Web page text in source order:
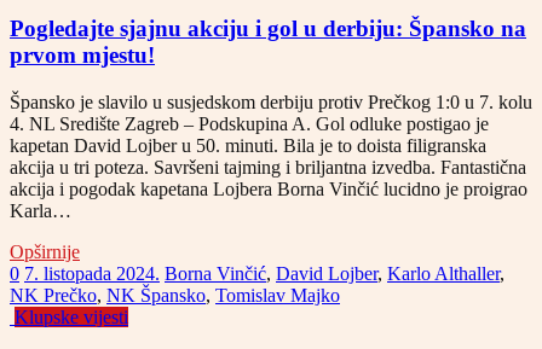
Pogledajte sjajnu akciju i gol u derbiju: Špansko na
prvom mjestu!
Špansko je slavilo u susjedskom derbiju protiv Prečkog 1:0 u 7. kolu
4. NL Središte Zagreb – Podskupina A. Gol odluke postigao je
kapetan David Lojber u 50. minuti. Bila je to doista filigranska
akcija u tri poteza. Savršeni tajming i briljantna izvedba. Fantastična
akcija i pogodak kapetana Lojbera Borna Vinčić lucidno je proigrao
Karla…
Opširnije
0 7. listopada 2024. Borna Vinčić, David Lojber, Karlo Althaller,
NK Prečko, NK Špansko, Tomislav Majko
Klupske vijesti